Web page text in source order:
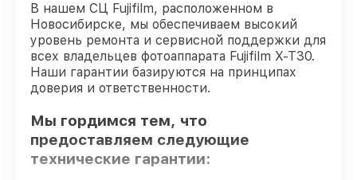
В нашем СЦ Fujifilm, расположенном в
Новосибирске, мы обеспечиваем высокий
уровень ремонта и сервисной поддержки для
всех владельцев фотоаппарата Fujifilm X-T30.
Наши гарантии базируются на принципах
доверия и ответственности.
Мы гордимся тем, что
предоставляем следующие
технические гарантии: